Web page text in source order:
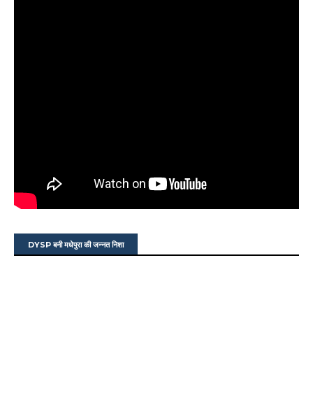
DYSP बनी मधेपुरा की जन्नत निशा